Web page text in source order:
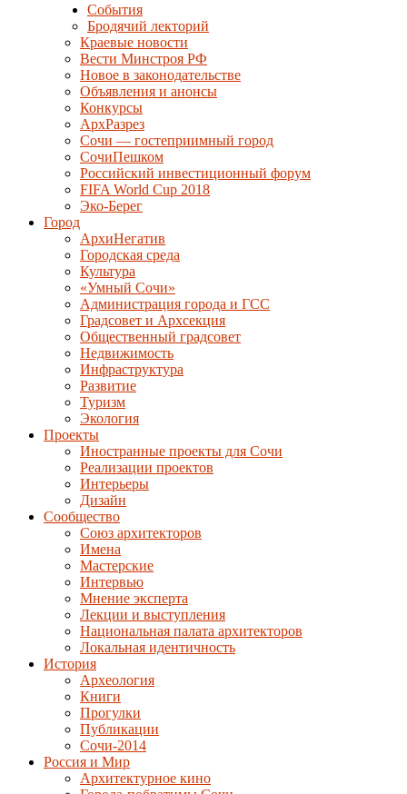
События
Бродячий лекторий
Краевые новости
Вести Минстроя РФ
Новое в законодательстве
Объявления и анонсы
Конкурсы
АрхРазрез
Сочи — гостеприимный город
СочиПешком
Российский инвестиционный форум
FIFA World Cup 2018
Эко-Берег
Город
АрхиНегатив
Городская среда
Культура
«Умный Сочи»
Администрация города и ГСС
Градсовет и Архсекция
Общественный градсовет
Недвижимость
Инфраструктура
Развитие
Туризм
Экология
Проекты
Иностранные проекты для Сочи
Реализации проектов
Интерьеры
Дизайн
Сообщество
Союз архитекторов
Имена
Мастерские
Интервью
Мнение эксперта
Лекции и выступления
Национальная палата архитекторов
Локальная идентичность
История
Археология
Книги
Прогулки
Публикации
Сочи-2014
Россия и Мир
Архитектурное кино